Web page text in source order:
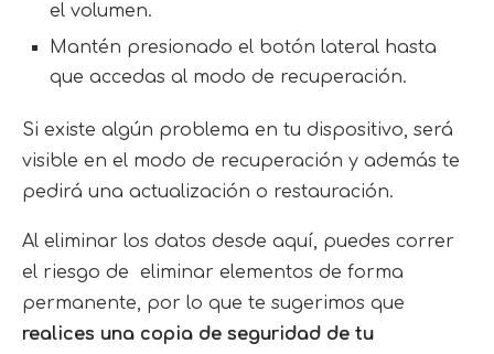
el volumen.
Mantén presionado el botón lateral hasta
que accedas al modo de recuperación.
Si existe algún problema en tu dispositivo, será
visible en el modo de recuperación y además te
pedirá una actualización o restauración.
Al eliminar los datos desde aquí, puedes correr
el riesgo de eliminar elementos de forma
permanente, por lo que te sugerimos que
realices una copia de seguridad de tu